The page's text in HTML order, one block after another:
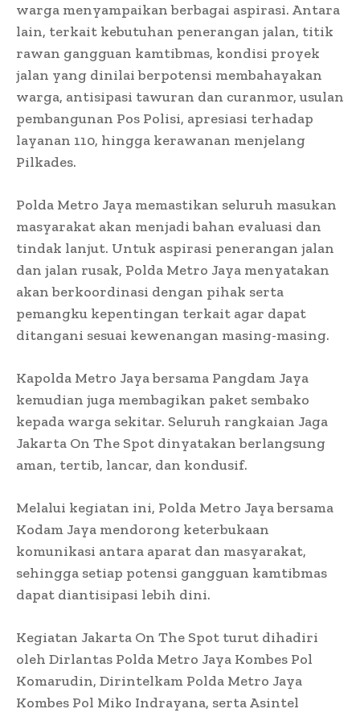
warga menyampaikan berbagai aspirasi. Antara
lain, terkait kebutuhan penerangan jalan, titik
rawan gangguan kamtibmas, kondisi proyek
jalan yang dinilai berpotensi membahayakan
warga, antisipasi tawuran dan curanmor, usulan
pembangunan Pos Polisi, apresiasi terhadap
layanan 110, hingga kerawanan menjelang
Pilkades.
Polda Metro Jaya memastikan seluruh masukan
masyarakat akan menjadi bahan evaluasi dan
tindak lanjut. Untuk aspirasi penerangan jalan
dan jalan rusak, Polda Metro Jaya menyatakan
akan berkoordinasi dengan pihak serta
pemangku kepentingan terkait agar dapat
ditangani sesuai kewenangan masing-masing.
Kapolda Metro Jaya bersama Pangdam Jaya
kemudian juga membagikan paket sembako
kepada warga sekitar. Seluruh rangkaian Jaga
Jakarta On The Spot dinyatakan berlangsung
aman, tertib, lancar, dan kondusif.
Melalui kegiatan ini, Polda Metro Jaya bersama
Kodam Jaya mendorong keterbukaan
komunikasi antara aparat dan masyarakat,
sehingga setiap potensi gangguan kamtibmas
dapat diantisipasi lebih dini.
Kegiatan Jakarta On The Spot turut dihadiri
oleh Dirlantas Polda Metro Jaya Kombes Pol
Komarudin, Dirintelkam Polda Metro Jaya
Kombes Pol Miko Indrayana, serta Asintel